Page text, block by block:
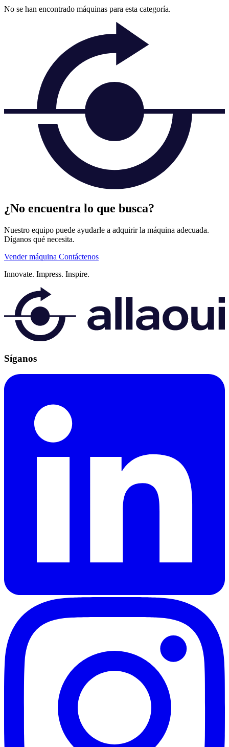
No se han encontrado máquinas para esta categoría.
¿No encuentra lo que busca?
Nuestro equipo puede ayudarle a adquirir la máquina adecuada.
Díganos qué necesita.
Vender máquina Contáctenos
Innovate. Impress. Inspire.
Síganos